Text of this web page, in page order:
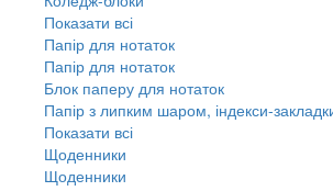
Показати всі
Папір для нотаток
Папір для нотаток
Блок паперу для нотаток
Папір з липким шаром, індекси-
Показати всі
Щоденники
Щоденники